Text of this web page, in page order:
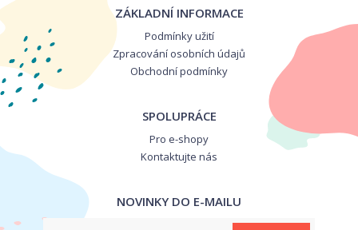
ZÁKLADNÍ INFORMACE
Podmínky užití
Zpracování osobních údajů
Obchodní podmínky
SPOLUPRÁCE
Pro e-shopy
Kontaktujte nás
NOVINKY DO E-MAILU